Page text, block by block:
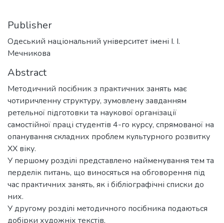
Publisher
Одеський національний університет імені І. І.
Мечникова
Abstract
Методичний посібник з практичних занять має
чотиричленну структуру, зумовлену завданням
ретельної підготовки та наукової організації
самостійної праці студентів 4-го курсу, спрямованої на
опанування складних проблем культурного розвитку
XX віку.
У першому розділі представлено найменування тем та
перделік питань, що виносяться на обговорення під
час практичних занять, як і бібліографічні списки до
них.
У другому розділі методичного посібника подаються
добірки художніх текстів,